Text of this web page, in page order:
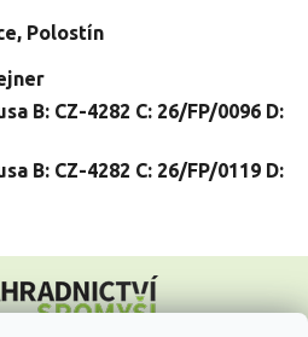
, Polostín
B: CZ-4282 C: 26/FP/0096 D:
B: CZ-4282 C: 26/FP/0119 D: